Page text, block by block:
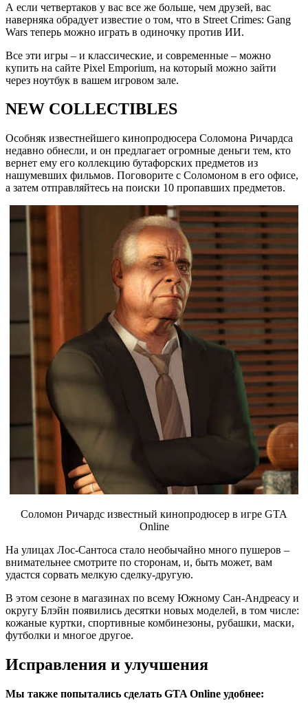
А если четвертаков у вас все же больше, чем друзей, вас
наверняка обрадует известие о том, что в Street Crimes: Gang
Wars теперь можно играть в одиночку против ИИ.
Все эти игры – и классические, и современные – можно
купить на сайте Pixel Emporium, на который можно зайти
через ноутбук в вашем игровом зале.
NEW COLLECTIBLES
Особняк известнейшего кинопродюсера Соломона Ричардса
недавно обнесли, и он предлагает огромные деньги тем, кто
вернет ему его коллекцию бутафорских предметов из
нашумевших фильмов. Поговорите с Соломоном в его офисе,
а затем отправляйтесь на поиски 10 пропавших предметов.
Соломон Ричардс известный кинопродюсер в игре GTA
Online
На улицах Лос-Сантоса стало необычайно много пушеров –
внимательнее смотрите по сторонам, и, быть может, вам
удастся сорвать мелкую сделку-другую.
В этом сезоне в магазинах по всему Южному Сан-Андреасу и
округу Блэйн появились десятки новых моделей, в том числе:
кожаные куртки, спортивные комбинезоны, рубашки, маски,
футболки и многое другое.
Исправления и улучшения
Мы также попытались сделать GTA Online удобнее: